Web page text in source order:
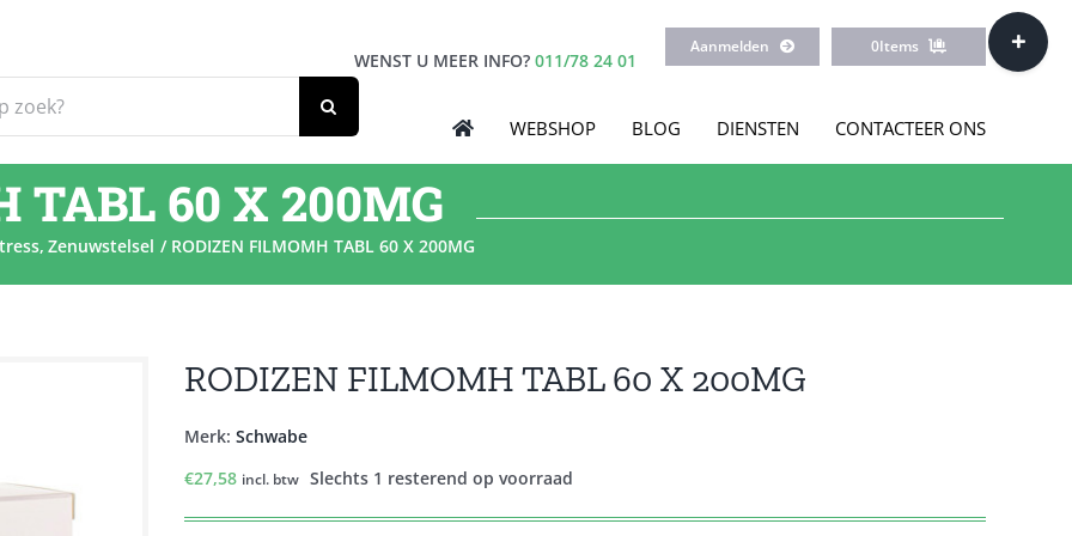
WENST U MEER INFO? 011/78 24 01
Aanmelden 0Items
WEBSHOP BLOG DIENSTEN CONTACTEER ONS
TABL 60 X 200MG
Zenuwstelsel RODIZEN FILMOMH TABL 60 X 200MG
RODIZEN FILMOMH TABL 60 X 200MG
Merk: Schwabe
€27,58 incl. btw Slechts 1 resterend op voorraad
Toggle
Sliding